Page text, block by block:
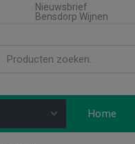
Nieuwsbrief
Bensdorp Wijnen
Home